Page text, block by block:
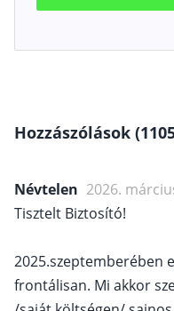
Hozzászólások
Névtelen 2026.
Tisztelt Biztosító!
2025.szeptemberében
frontálisan. Mi akkor